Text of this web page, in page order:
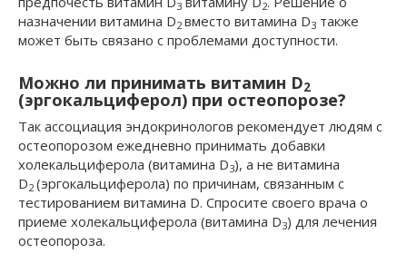
3 2
назначении витамина D2 вместо витамина D3 также
может быть связано с проблемами доступности.
Можно ли принимать витамин D2
(эргокальциферол) при остеопорозе?
Так ассоциация эндокринологов рекомендует людям с
остеопорозом ежедневно принимать добавки
холекальциферола (витамина D3), а не витамина
D2 (эргокальциферола) по причинам, связанным с
тестированием витамина D. Спросите своего врача о
приеме холекальциферола (витамина D3) для лечения
остеопороза.